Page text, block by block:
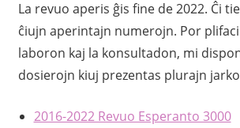
La revuo aperis ĝis fine de 2022. Ĉi
ĉiujn aperintajn numerojn. Por
laboron kaj la konsultadon, mi
dosierojn kiuj prezentas plurajn
2016-2022 Revuo Esperanto 3000